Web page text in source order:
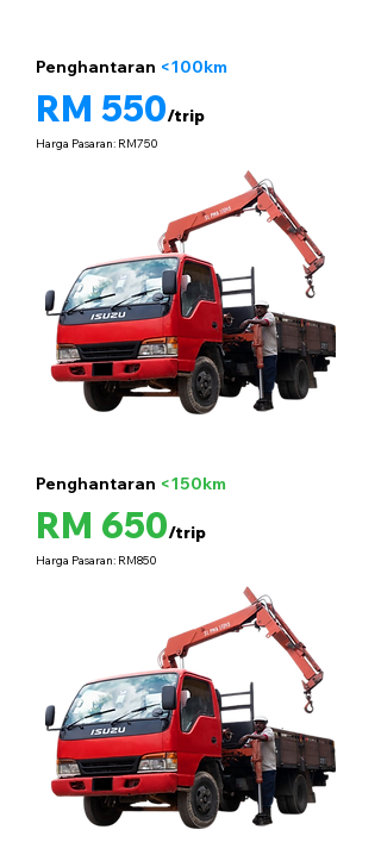
Penghantaran <100km
RM 550/trip
Harga Pasaran: RM750
Penghantaran <150km
RM 650/trip
Harga Pasaran: RM850